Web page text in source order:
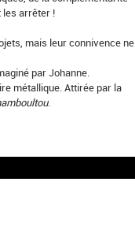
les arrêter !
mais leur connivence ne
par Johanne.
métallique. Attirée par la
.